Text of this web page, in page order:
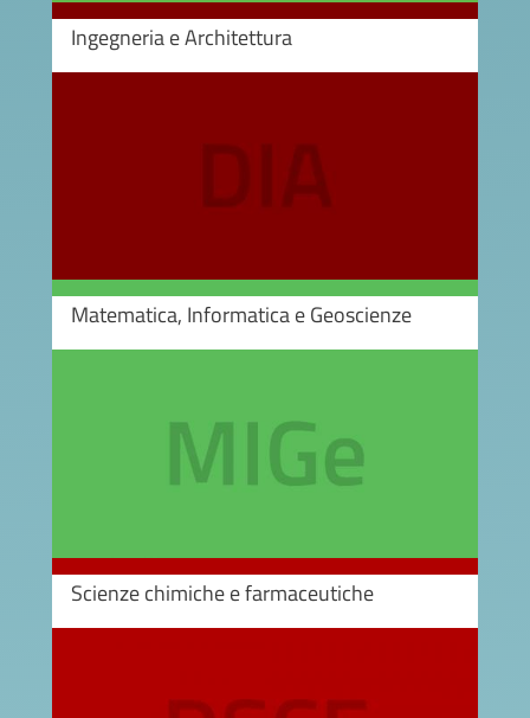
Ingegneria e Architettura
Matematica, Informatica e Geoscienze
Scienze chimiche e farmaceutiche